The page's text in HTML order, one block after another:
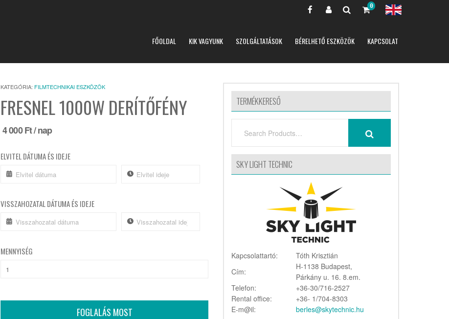
0
FŐOLDAL KIK VAGYUNK SZOLGÁLTATÁSOK BÉRELHETŐ ESZKÖZÖK KAPCSOLAT
KATEGÓRIA: FILMTECHNIKAI ESZKÖZÖK
FRESNEL 1000W DERÍTŐFÉNY
4 000Ft/ nap
ELVITEL DÁTUMA ÉS IDEJE
VISSZAHOZATAL DÁTUMA ÉS IDEJE
MENNYISÉG
FOGLALÁS MOST
TERMÉKKERESŐ
SKY LIGHT TECHNIC
Kapcsolattartó:
Tóth Krisztián
Cím:
H-1138 Budapest,
Párkány u. 16. 8.em.
Telefon:
+36-30/716-2527
Rental office:
+36- 1/704-8303
E-m@il:
berles@skytechnic.hu